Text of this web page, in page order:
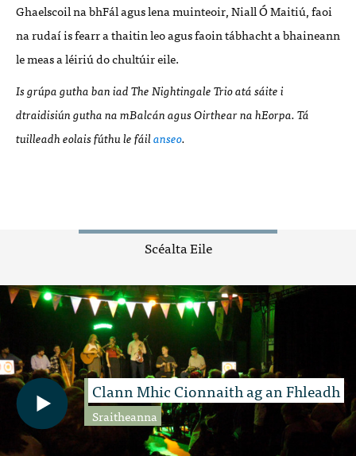
Ghaelscoil na bhFál agus lena muinteoir, Niall Ó Maitiú, faoi
na rudaí is fearr a thaitin leo agus faoin tábhacht a bhaineann
le meas a léiriú do chultúir eile.
Is grúpa gutha ban iad The Nightingale Trio atá sáite i
dtraidisiún gutha na mBalcán agus Oirthear na hEorpa. Tá
tuilleadh eolais fúthu le fáilanseo.
Scéalta Eile
Clann Mhic Cionnaith ag an Fhleadh
Sraitheanna